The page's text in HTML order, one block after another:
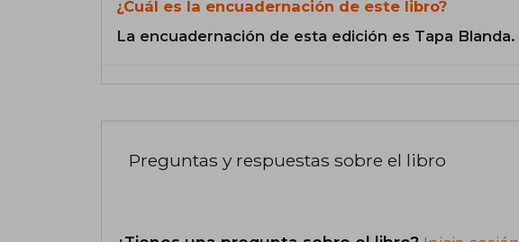
¿Cuál es la encuadernación de este libro?
La encuadernación de esta edición es Tapa Blanda.
Preguntas y respuestas sobre el libro